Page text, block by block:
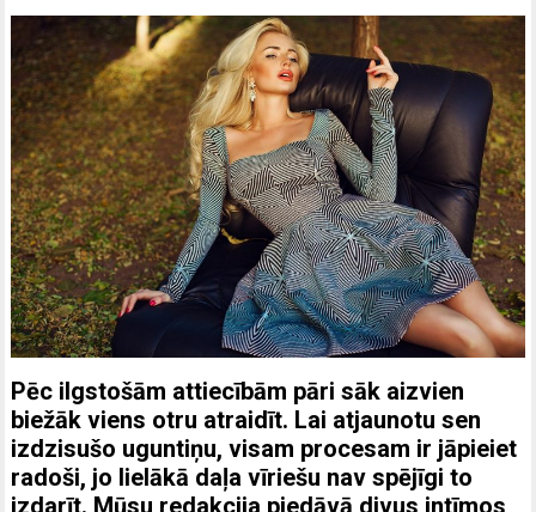
Pēc ilgstošām attiecībām pāri sāk aizvien
biežāk viens otru atraidīt. Lai atjaunotu sen
izdzisušo uguntiņu, visam procesam ir jāpieiet
radoši, jo lielākā daļa vīriešu nav spējīgi to
izdarīt. Mūsu redakcija piedāvā divus intīmos